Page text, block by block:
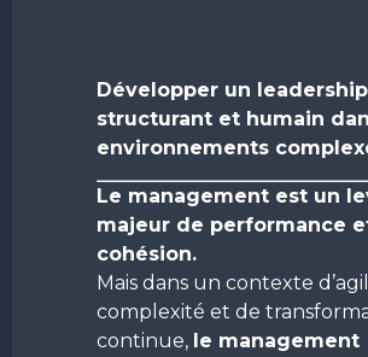
Développer un
structurant et humain
environnements
Le management est un
majeur de performance
cohésion.
Mais dans un contexte
complexité et de
continue, le management